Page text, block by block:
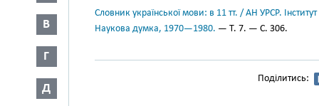
В
Г
Д
Словник української мови: в 11 тт. / АН УРСР.
Наукова думка, 1970—1980. — Т. 7. — С. 306.
Поділитись: